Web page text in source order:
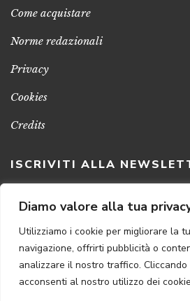
Diamo valore alla tua
Utilizziamo i cookie per migliorare la
navigazione, offrirti pubblicità o
analizzare il nostro traffico. Cliccando
acconsenti al nostro utilizzo dei
Come acquistare
Norme redazionali
Privacy
Cookies
Credits
ISCRIVITI ALLA
Clicca sul pulsante per ricevere le
notizie e promozioni
ISCRIVITI ADESSO